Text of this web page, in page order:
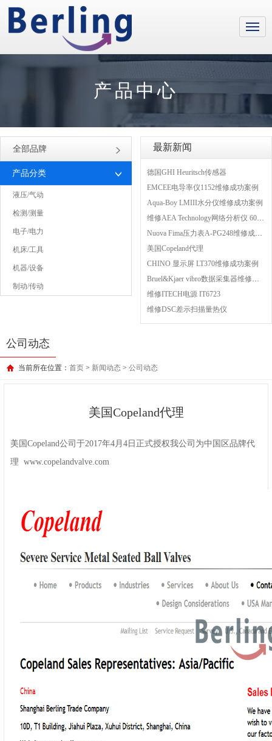
产品中心
全部品牌
产品分类
液压/气动
检测/测量
电子/电力
机床/工具
机器/设备
制动/传动
最新新闻
德国GHI Heuritsch传感器
EMCEE电导率仪1152维修成功案例
Aqua-Boy LMIII水分仪维修成功案例
维修AEA Technology网络分析仪 6015-1010
Nuova Fima压力表A-PG248维修成功案例
美国Copeland代理
CHINO 显示屏 LT370维修成功案例
Bruel&Kjaer vibro数据采集器维修成功案例
维修ITECH电源 IT6723
维修DSC差示扫描量热仪
公司动态
当前所在位置： 首页 > 新闻动态 > 公司动态
美国Copeland代理
美国Copeland公司于2017年4月4日正式授权我公司为中国区品牌代
理 www.copelandvalve.com